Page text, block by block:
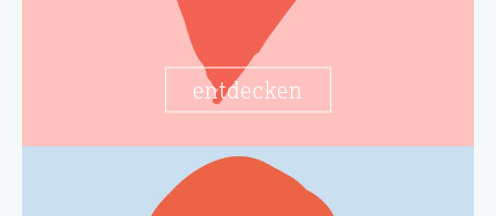
entdecken